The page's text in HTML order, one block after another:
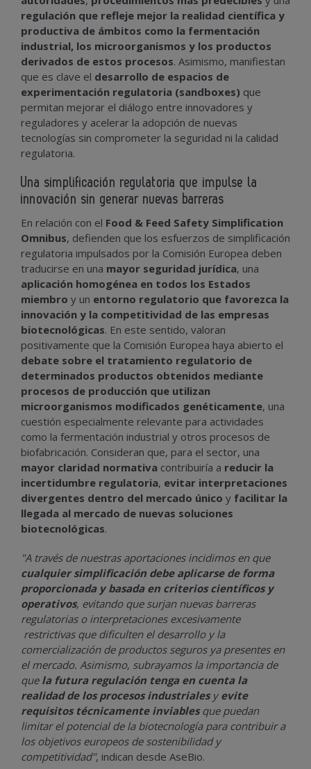
regulación que refleje mejor la realidad científica y
productiva de ámbitos como la fermentación
industrial, los microorganismos y los productos
derivados de estos procesos. Asimismo, manifiestan
que es clave el desarrollo de espacios de
experimentación regulatoria (sandboxes) que
permitan mejorar el diálogo entre innovadores y
reguladores y acelerar la adopción de nuevas
tecnologías sin comprometer la seguridad ni la calidad
regulatoria.
Una simplificación regulatoria que impulse la
innovación sin generar nuevas barreras
En relación con el Food & Feed Safety Simplification
Omnibus, defienden que los esfuerzos de simplificación
regulatoria impulsados por la Comisión Europea deben
traducirse en una mayor seguridad jurídica, una
aplicación homogénea en todos los Estados
miembro y un entorno regulatorio que favorezca la
innovación y la competitividad de las empresas
biotecnológicas. En este sentido, valoran
positivamente que la Comisión Europea haya abierto el
debate sobre el tratamiento regulatorio de
determinados productos obtenidos mediante
procesos de producción que utilizan
microorganismos modificados genéticamente, una
cuestión especialmente relevante para actividades
como la fermentación industrial y otros procesos de
biofabricación. Consideran que, para el sector, una
mayor claridad normativa contribuiría a reducir la
incertidumbre regulatoria, evitar interpretaciones
divergentes dentro del mercado único y facilitar la
llegada al mercado de nuevas soluciones
biotecnológicas.
"A través de nuestras aportaciones incidimos en que
cualquier simplificación debe aplicarse de forma
proporcionada y basada en criterios científicos y
operativos, evitando que surjan nuevas barreras
regulatorias o interpretaciones excesivamente
restrictivas que dificulten el desarrollo y la
comercialización de productos seguros ya presentes en
el mercado. Asimismo, subrayamos la importancia de
que la futura regulación tenga en cuenta la
realidad de los procesos industrialesy evite
requisitos técnicamente inviablesque puedan
limitar el potencial de la biotecnología para contribuir a
los objetivos europeos de sostenibilidad y
competitividad", indican desde AseBio.